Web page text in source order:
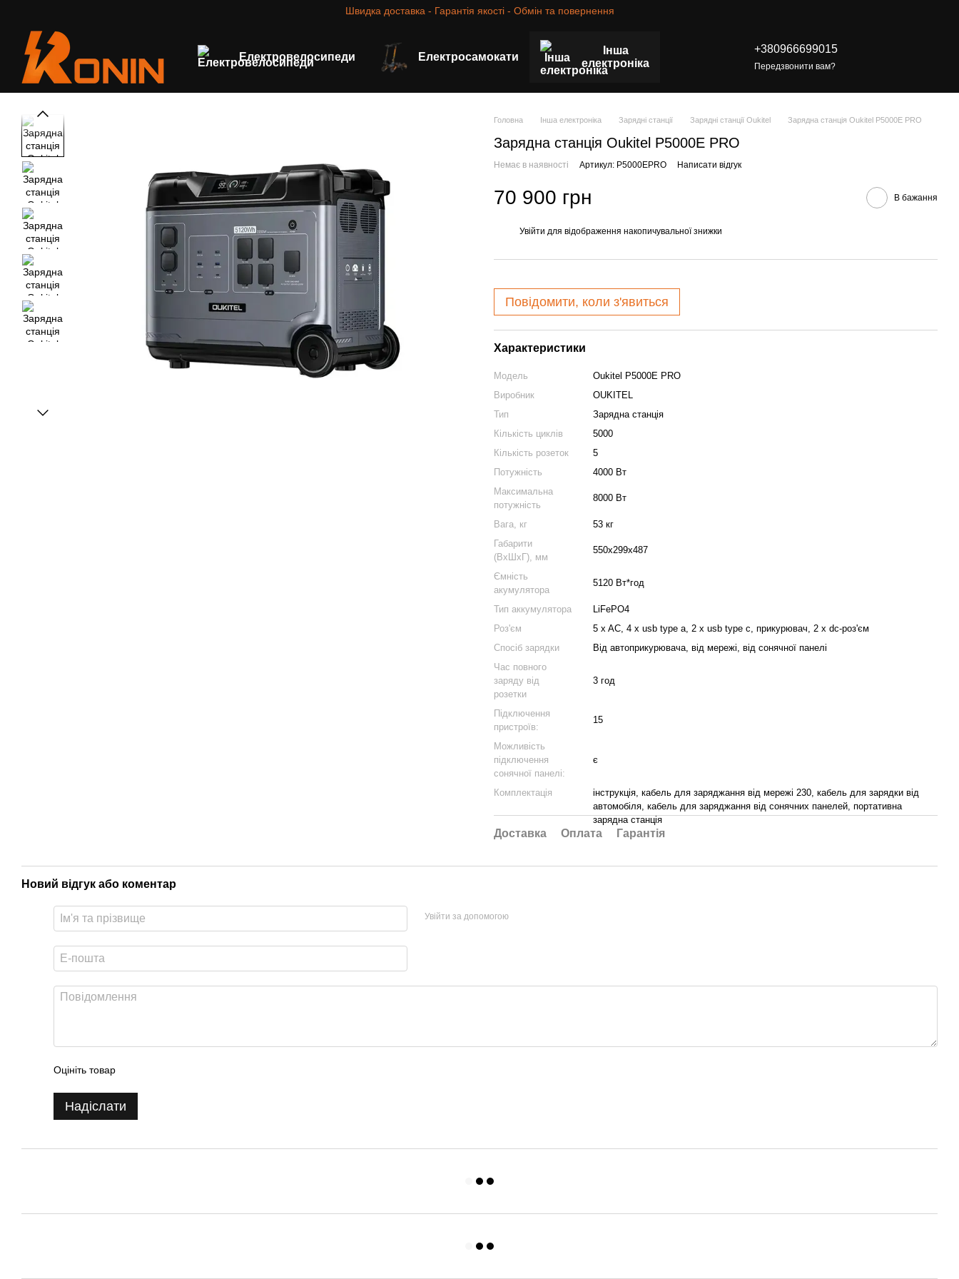
Швидка доставка - Гарантія якості - Обмін та повернення
Електровелосипеди Електросамокати
Інша
електроніка
+380966699015
Передзвонити вам?
Головна Інша електроніка Зарядні станції Зарядні станції Oukitel Зарядна станція Oukitel P5000E PRO
Зарядна станція Oukitel P5000E PRO
Немає в наявності Артикул: P5000EPRO Написати відгук
70 900 грн В бажання
Увійти для відображення накопичувальної знижки
Повідомити, коли з'явиться
Характеристики
Модель
Oukitel P5000E PRO
Виробник
OUKITEL
Тип
Зарядна станція
Кількість циклів
5000
Кількість розеток
5
Потужність
4000 Вт
Максимальна
потужність
8000 Вт
Вага, кг
53 кг
Габарити
(ВхШхГ), мм
550x299x487
Ємність
акумулятора
5120 Вт*год
Тип аккумулятора
LiFePO4
Роз'єм
5 x AC, 4 x usb type a, 2 x usb type c, прикурювач, 2 x dc-роз'єм
Спосіб зарядки
Від автоприкурювача, від мережі, від сонячної панелі
Час повного
заряду від
розетки
3 год
Підключення
пристроїв:
15
Можливість
підключення
сонячної панелі:
є
Комплектація
інструкція, кабель для заряджання від мережі 230, кабель для зарядки від
автомобіля, кабель для заряджання від сонячних панелей, портативна
зарядна станція
Доставка Оплата Гарантія
Новий відгук або коментар
Увійти за допомогою
Оцініть товар
Надіслати